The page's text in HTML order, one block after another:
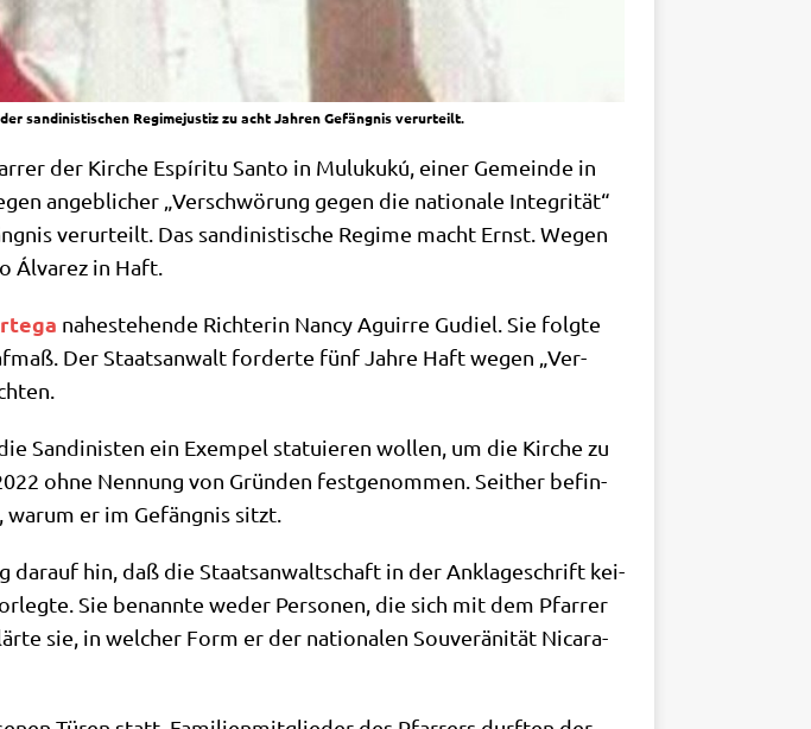
sandinistischen Regimejustiz zu acht Jahren Gefängnis verurteilt.
der Kir­che Espí­ri­tu San­to in Mulu­kukú, einer Gemein­de in
angeb­li­cher „Ver­schwö­rung gegen die natio­na­le Inte­gri­tät“
ver­ur­teilt. Das san­di­ni­sti­sche Regime macht Ernst. Wegen
Álva­rez in Haft.
nahe­ste­hen­de Rich­te­rin Nan­cy Aguir­re Gudiel. Sie folg­te
Der Staats­an­walt for­der­te fünf Jah­re Haft wegen „Ver­
San­di­ni­sten ein Exem­pel sta­tu­ie­ren wol­len, um die Kir­che zu
ohne Nen­nung von Grün­den fest­ge­nom­men. Seit­her befin­
er im Gefäng­nis sitzt.
dar­auf hin, daß die Staats­an­walt­schaft in der Ankla­ge­schrift kei­
Sie benann­te weder Per­so­nen, die sich mit dem Pfar­rer
sie, in wel­cher Form er der natio­na­len Sou­ve­rä­ni­tät Nica­ra­